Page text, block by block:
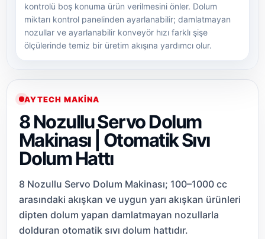
kontrolü boş konuma ürün verilmesini önler. Dolum
miktarı kontrol panelinden ayarlanabilir; damlatmayan
nozullar ve ayarlanabilir konveyör hızı farklı şişe
ölçülerinde temiz bir üretim akışına yardımcı olur.
AYTECH MAKINA
8 Nozullu Servo Dolum
Makinası | Otomatik Sıvı
Dolum Hattı
8 Nozullu Servo Dolum Makinası; 100–1000 cc
arasındaki akışkan ve uygun yarı akışkan ürünleri
dipten dolum yapan damlatmayan nozullarla
dolduran otomatik sıvı dolum hattıdır.